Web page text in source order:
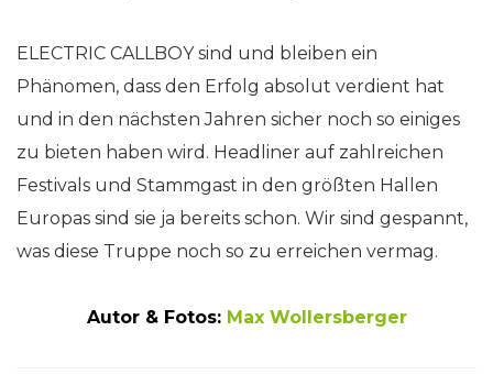
ELECTRIC CALLBOY sind und bleiben ein
Phänomen, dass den Erfolg absolut verdient hat
und in den nächsten Jahren sicher noch so einiges
zu bieten haben wird. Headliner auf zahlreichen
Festivals und Stammgast in den größten Hallen
Europas sind sie ja bereits schon. Wir sind gespannt,
was diese Truppe noch so zu erreichen vermag.
Autor & Fotos: Max Wollersberger